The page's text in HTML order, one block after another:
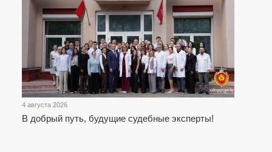
4 августа 2026
В добрый путь, будущие судебные эксперты!